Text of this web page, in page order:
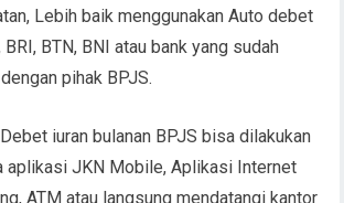
Lebih baik menggunakan Auto debet
BTN, BNI atau bank yang sudah
pihak BPJS.
iuran bulanan BPJS bisa dilakukan
aplikasi JKN Mobile, Aplikasi Internet
ATM atau langsung mendatangi kantor